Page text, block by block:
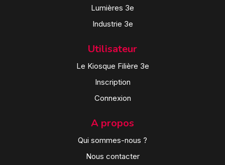
Lumières 3e
Industrie 3e
Utilisateur
Le Kiosque Filière 3e
Inscription
Connexion
A propos
Qui sommes-nous ?
Nous contacter